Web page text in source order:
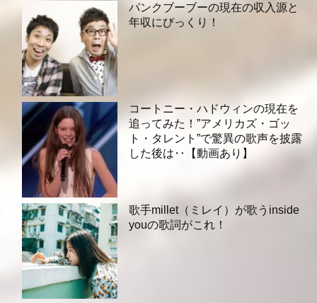
パンクブーブーの現在の収入源と
年収にびっくり！
コートニー・ハドウィンの現在を
追ってみた！”アメリカズ・ゴッ
ト・タレント”で驚異の歌声を披露
した後は‥【動画あり】
歌手millet（ミレイ）が歌うinside
youの歌詞がこれ！